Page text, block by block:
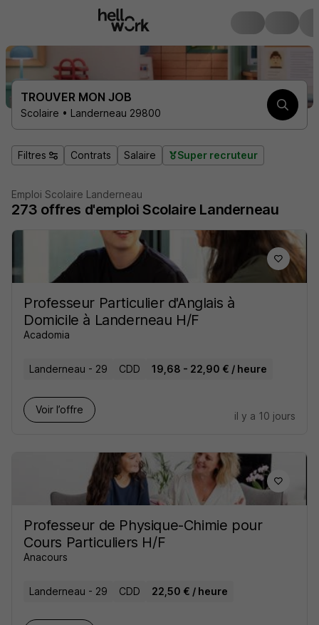
TROUVER MON JOB
Scolaire • Landerneau 29800
Filtres Contrats Salaire Super recruteur
Emploi Scolaire Landerneau
273 offres d'emploi Scolaire Landerneau
Professeur Particulier d'Anglais à
Domicile à Landerneau H/F
Acadomia
Landerneau - 29 CDD 19,68 - 22,90 € / heure
Voir l’offre
il y a 10 jours
Professeur de Physique-Chimie pour
Cours Particuliers H/F
Anacours
Landerneau - 29 CDD 22,50 € / heure